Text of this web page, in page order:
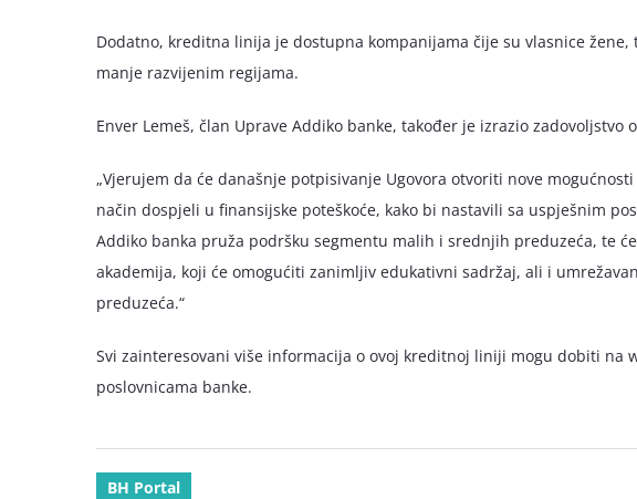
Dodatno, kreditna linija je dostupna kompanijama čije su vlasnice
manje razvijenim regijama.
Enver Lemeš, član Uprave Addiko banke, također je izrazio zadovoljstvo
„Vjerujem da će današnje potpisivanje Ugovora otvoriti nove
način dospjeli u finansijske poteškoće, kako bi nastavili sa uspješnim
Addiko banka pruža podršku segmentu malih i srednjih preduzeća, te
akademija, koji će omogućiti zanimljiv edukativni sadržaj, ali i
preduzeća.“
Svi zainteresovani više informacija o ovoj kreditnoj liniji mogu dobiti na
poslovnicama banke.
BH Portal